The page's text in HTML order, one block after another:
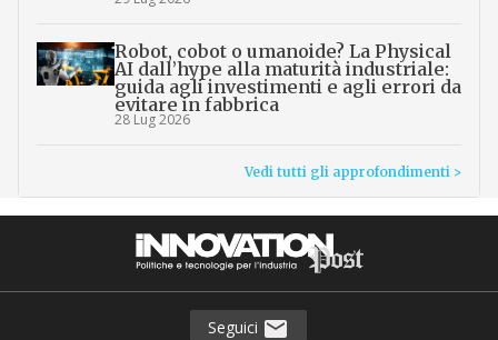
Robot, cobot o umanoide? La Physical
AI dall’hype alla maturità industriale:
guida agli investimenti e agli errori da
evitare in fabbrica
28 Lug 2026
Vedi tutti gli approfondimenti >
Seguici